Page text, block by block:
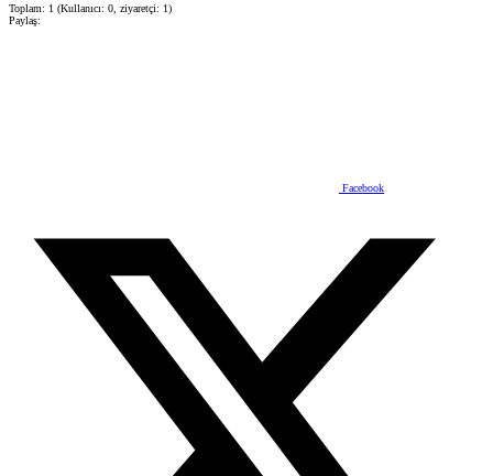
Toplam: 1 (Kullanıcı: 0, ziyaretçi: 1)
Paylaş:
Facebook